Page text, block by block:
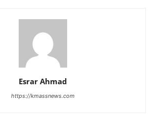
Esrar Ahmad
https://kmassnews.com